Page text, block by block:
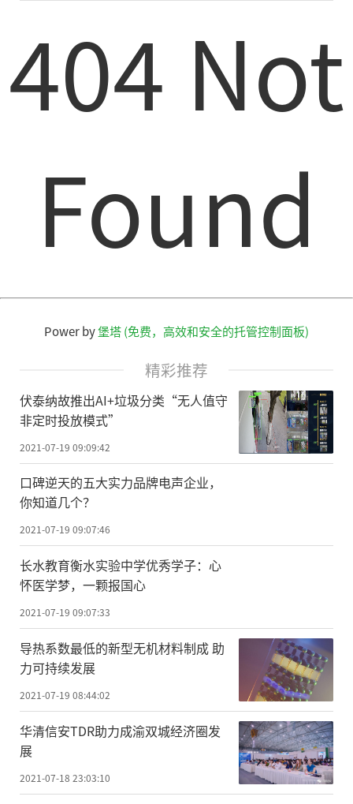
404 Not
Found
Power by堡塔 (免费，高效和安全的托管控制面板)
精彩推荐
伏泰纳故推出AI+垃圾分类“无人值守
非定时投放模式”
2021-07-19 09:09:42
口碑逆天的五大实力品牌电声企业，
你知道几个？
2021-07-19 09:07:46
长水教育衡水实验中学优秀学子：心
怀医学梦，一颗报国心
2021-07-19 09:07:33
导热系数最低的新型无机材料制成 助
力可持续发展
2021-07-19 08:44:02
华清信安TDR助力成渝双城经济圈发
展
2021-07-18 23:03:10